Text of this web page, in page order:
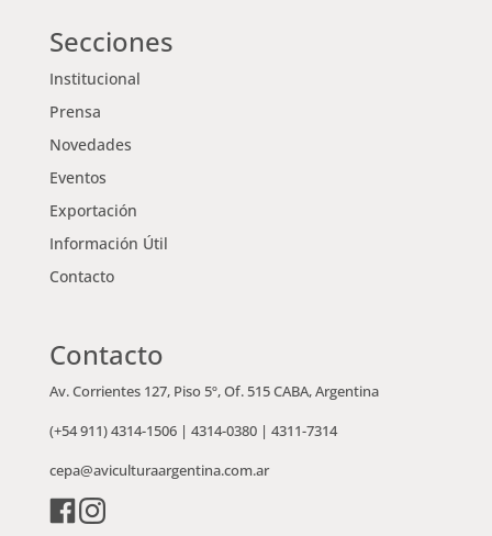
Secciones
Institucional
Prensa
Novedades
Eventos
Exportación
Información Útil
Contacto
Contacto
Av. Corrientes 127, Piso 5º, Of. 515 CABA, Argentina
(+54 911)4314-1506| 4314-0380| 4311-7314
cepa@aviculturaargentina.com.ar